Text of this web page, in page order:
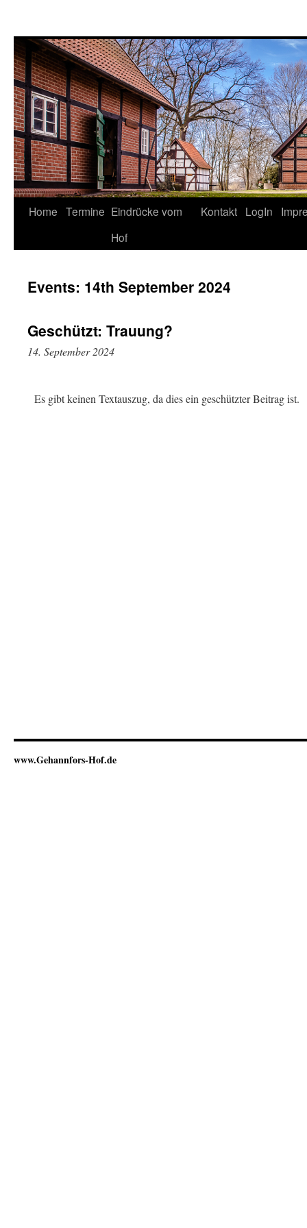
Springe
Home Termine Eindrücke vom
Hof
Kontakt LogIn
Events: 14th September 2024
Geschützt: Trauung?
14. September 2024
Es gibt keinen Textauszug, da dies ein geschützter Beitrag ist.
www.Gehannfors-Hof.de